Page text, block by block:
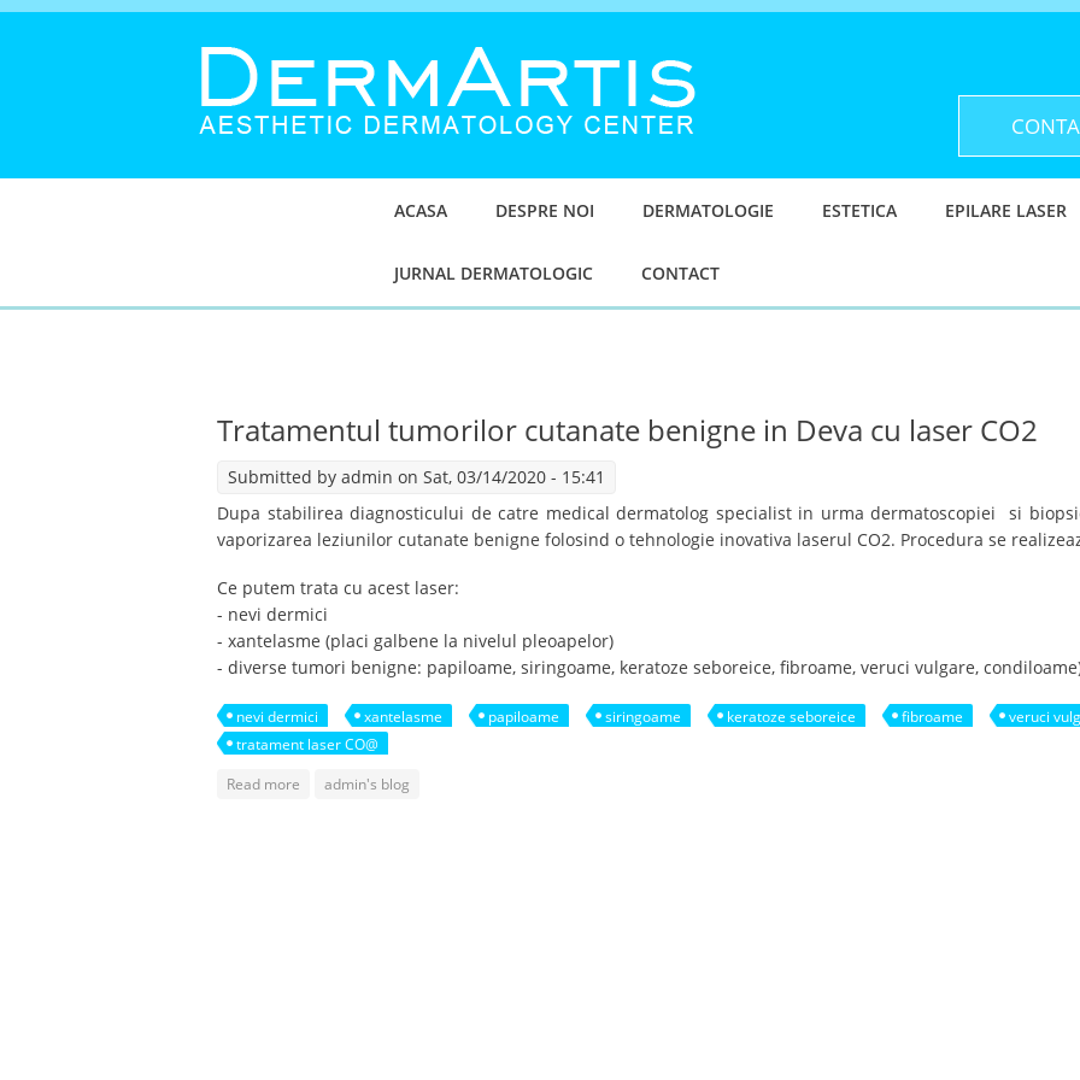
ACASA DESPRE NOI DERMATOLOGIE ESTETICA EPILARE LASER
JURNAL DERMATOLOGIC CONTACT
Tratamentul tumorilor cutanate benigne in Deva cu laser CO2
Submitted by admin on Sat, 03/14/2020 - 15:41
Dupa stabilirea diagnosticului de catre medical dermatolog specialist in urma dermatoscopiei si
vaporizarea leziunilor cutanate benigne folosind o tehnologie inovativa laserul CO2. Procedura se
Ce putem trata cu acest laser:
- nevi dermici
- xantelasme (placi galbene la nivelul pleoapelor)
- diverse tumori benigne: papiloame, siringoame, keratoze seboreice, fibroame, veruci vulgare,
nevi dermici xantelasme papiloame siringoame keratoze seboreice fibroame veruci
tratament laser CO@
Read more about Tratamentul tumorilor cutanate benigne in Deva cu laser CO2
admin's blog